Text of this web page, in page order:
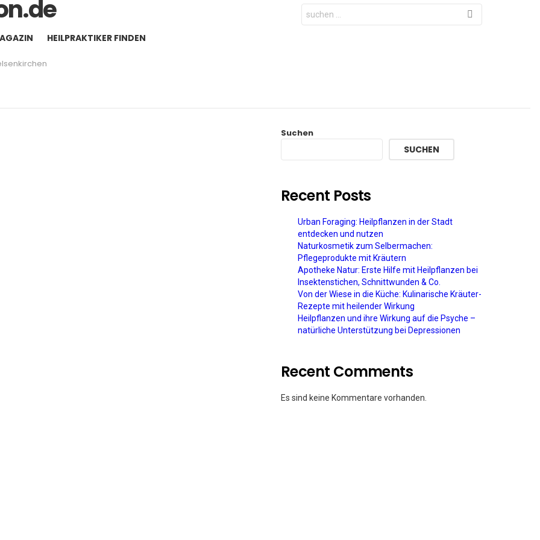
Search
for:
HEILPRAKTIKER FINDEN
Suchen
SUCHEN
Recent Posts
Urban Foraging: Heilpflanzen in der Stadt
entdecken und nutzen
Naturkosmetik zum Selbermachen:
Pflegeprodukte mit Kräutern
Apotheke Natur: Erste Hilfe mit Heilpflanzen bei
Insektenstichen, Schnittwunden & Co.
Von der Wiese in die Küche: Kulinarische Kräuter-
Rezepte mit heilender Wirkung
Heilpflanzen und ihre Wirkung auf die Psyche –
natürliche Unterstützung bei Depressionen
Recent Comments
Es sind keine Kommentare vorhanden.